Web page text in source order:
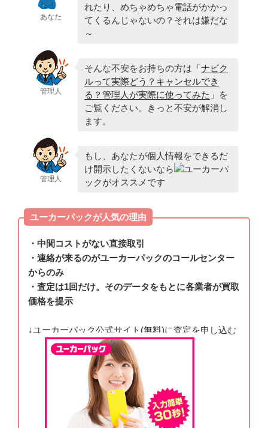
あなた
れたり、めちゃめちゃ電話がかかっ
てくるんじゃないの？それは嫌だな
～
管理人
そんな不安をお持ちの方は「ナビク
ルって実際どう？キャンセルでき
る？管理人が実際に使ってみた 」を
ご覧ください。きっと不安が解消し
ます。
管理人
もし、あなたが個人情報をできるだ
け開示したくないなら
ユーカーパ
ックがオススメです
ユーカーパックが人気の理由
・中間コストがない直接取引
・連絡が来るのがユーカーパックのコールセンター
からのみ
・査定は1回だけ。そのデータをもとに各業者が買取
価格を提示
↓ユーカーパック公式サイト(無料)に査定を申し込む